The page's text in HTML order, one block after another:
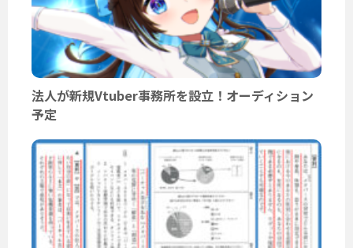
法人が新規Vtuber事務所を設立！オーディション
予定